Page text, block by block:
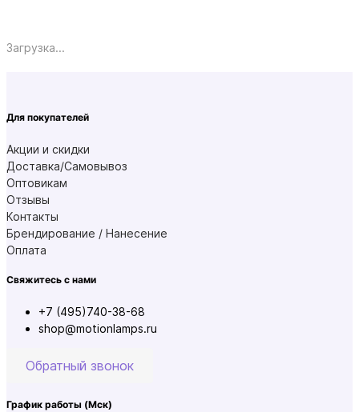
Загрузка...
Для покупателей
Акции и скидки
Доставка/Самовывоз
Оптовикам
Отзывы
Контакты
Брендирование / Нанесение
Оплата
Свяжитесь с нами
+7 (495)740-38-68
shop@motionlamps.ru
Обратный звонок
График работы (Мск)